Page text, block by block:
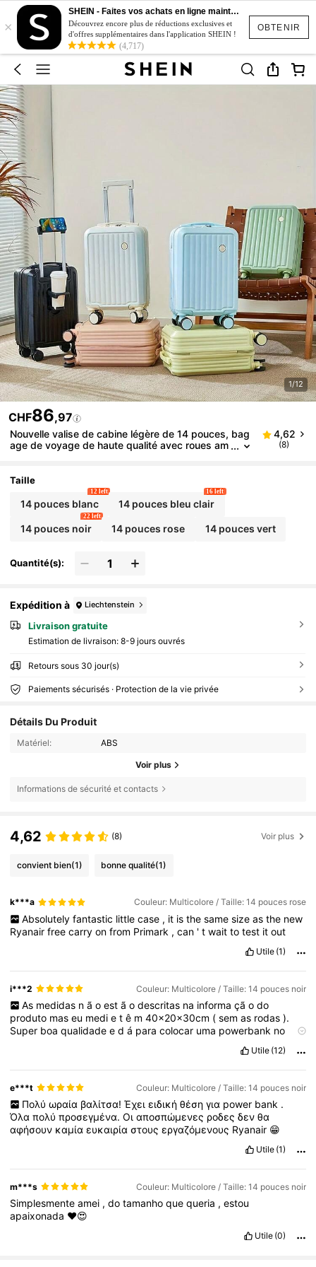
OBTENIR
×
SHEIN - Faites vos achats en ligne maintenant
Découvrez encore plus de réductions exclusives et
d'offres supplémentaires dans l'application SHEIN !
(4,717)
1/12
CHF86,97
Nouvelle valise de cabine légère de 14 pouces, bag
age de voyage de haute qualité avec roues am
élevée, convient aux voyages en extérieur
4,62
(8)
Taille
14 pouces blanc
12 left
14 pouces bleu clair
16 left
14 pouces noir
22 left
14 pouces rose 14 pouces vert
Quantité(s):
Expédition à Liechtenstein
Livraison gratuite
Estimation de livraison: 8-9 jours ouvrés
Retours sous 30 jour(s)
Paiements sécurisés · Protection de la vie privée
Détails Du Produit
Matériel: ABS
Voir plus
Informations de sécurité et contacts
4,62 (8) Voir plus
convient bien(1) bonne qualité(1)
k***a Couleur: Multicolore / Taille: 14 pouces rose
Absolutely fantastic little case , it is the same size as the new
Ryanairfreecarryonfrom Primark ,can 'twaittotest itout
Utile (1)
i***2 Couleur: Multicolore / Taille: 14 pouces noir
As medidas n ã o est ã o descritas na informa çã o do
produto maseu medietê m40x20x30cm (semas rodas).
Super boaqualidadeedá paracolocar uma powerbank no
Utile (12)
e***t Couleur: Multicolore / Taille: 14 pouces noir
Πολύ ωραία βαλίτσα! Έχει ειδική θέση για power bank .
Όλαπολύπροσεγμένα.Οιαποσπώμενες ροδεςδενθα
αφήσουν καμίαευκαιρίαστουςεργαζόμενους Ryanair 😁
Utile (1)
m***s Couleur: Multicolore / Taille: 14 pouces noir
Simplesmenteamei ,dotamanhoquequeria ,estou
apaixonada ❤️😍
Utile (0)